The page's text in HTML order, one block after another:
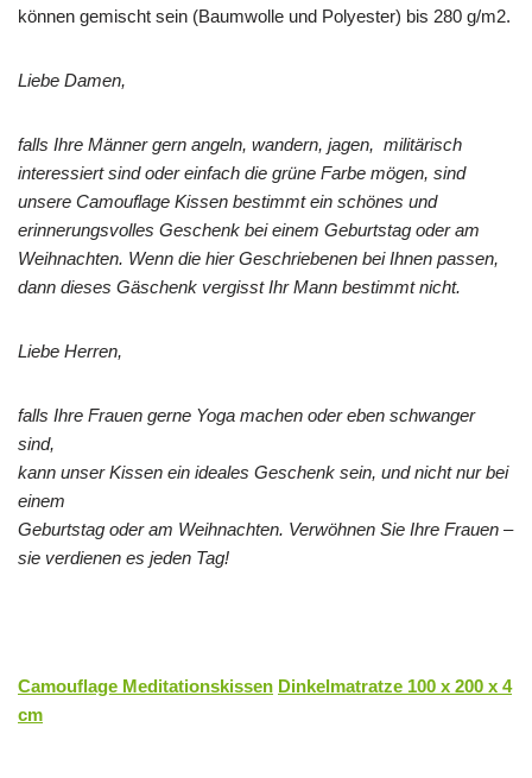
können gemischt sein (Baumwolle und Polyester) bis 280 g/m2.
Liebe Damen,
falls Ihre Männer gern angeln, wandern, jagen, militärisch
interessiert sind oder einfach die grüne Farbe mögen, sind
unsere Camouflage Kissen bestimmt ein schönes und
erinnerungsvolles Geschenk bei einem Geburtstag oder am
Weihnachten. Wenn die hier Geschriebenen bei Ihnen passen,
dann dieses Gäschenk vergisst Ihr Mann bestimmt nicht.
Liebe Herren,
falls Ihre Frauen gerne Yoga machen oder eben schwanger
sind,
kann unser Kissen ein ideales Geschenk sein, und nicht nur bei
einem
Geburtstag oder am Weihnachten. Verwöhnen Sie Ihre Frauen –
sie verdienen es jeden Tag!
Camouflage Meditationskissen Dinkelmatratze 100 x 200 x 4
cm